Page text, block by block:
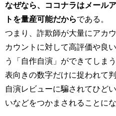
なぜなら、ココナラはメール
トを量産可能だからである。
つまり、詐欺師が大量にアカ
カウントに対して高評価や良
う「自作自演」ができてしまう
表向きの数字だけに捉われて
自演レビューに騙されてひど
いなどをつかまされることに